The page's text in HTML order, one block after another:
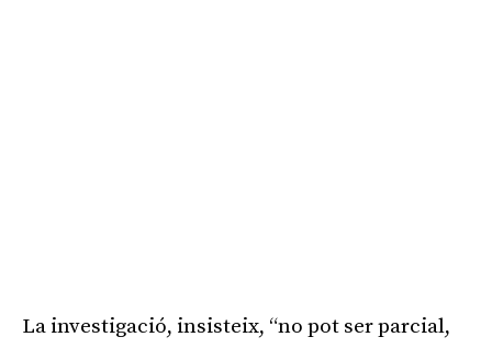
La investigació, insisteix, “no pot ser parcial,